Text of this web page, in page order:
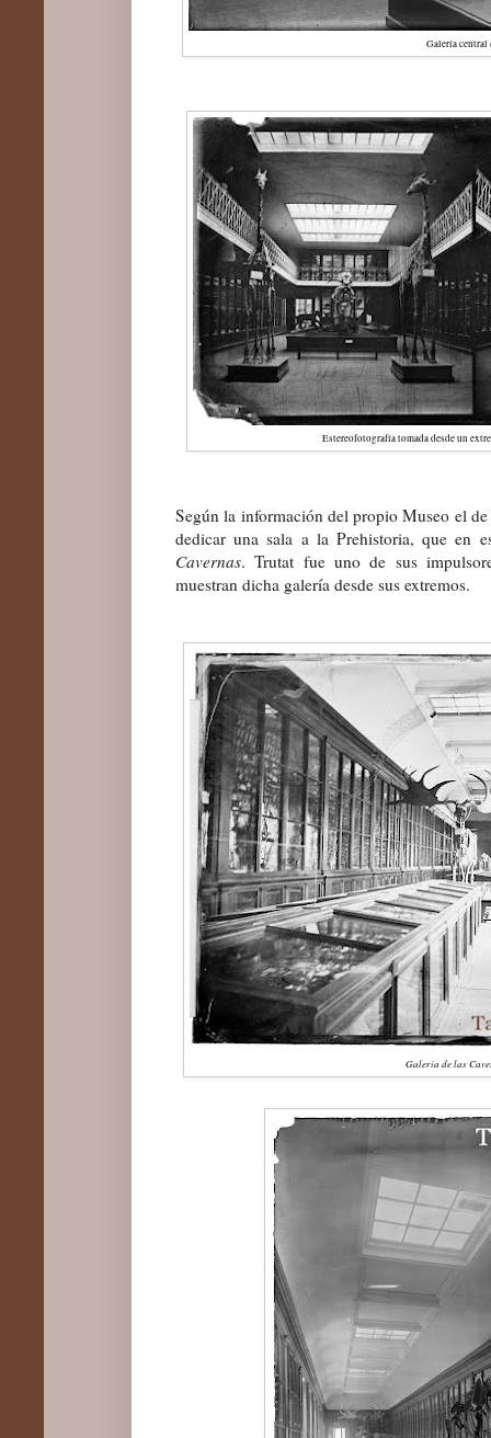
Galería central
Estereofotografía tomada desde un
Según la información del propio Museo el
dedicar una sala a la Prehistoria, que en
Cavernas. Trutat fue uno de sus
muestran dicha galería desde sus extremos.
Galería de las